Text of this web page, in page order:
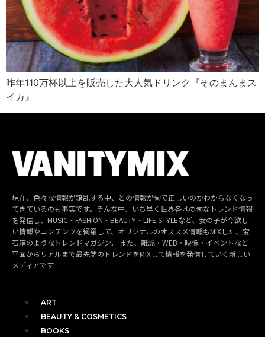
昨年110万杯以上を販売した大人気ドリンク『そのまんまス
イカ』
現在、色々な情報が錯乱する中、どの情報が旬で正しいのかわからなくなっ
てきているのも事実です。そんな中、いち早く世界各地の旬なトレンド情報
を発信し、MUSIC・FASHION・BEAUTY・LIFE STYLEなど、女の子が今欲し
い情報やコンテンツを網羅して、オリジナルのオススメ情報もMIXした、宝
石箱のようなトレンドマガジン。 また、雑誌・WEB・映像・イベントなど
平面からリアルまで最先端のトレンドをMIXして情報を発信していく新しい
メディアです
ART
BEAUTY & COSMETICS
BOOKS